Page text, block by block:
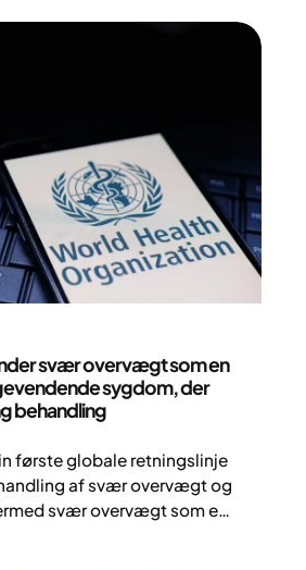
svær overvægt som en
sygdom, der
behandling
første globale retningslinje
af svær overvægt og
svær overvægt som en